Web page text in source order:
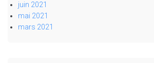
juin 2021
mai 2021
mars 2021